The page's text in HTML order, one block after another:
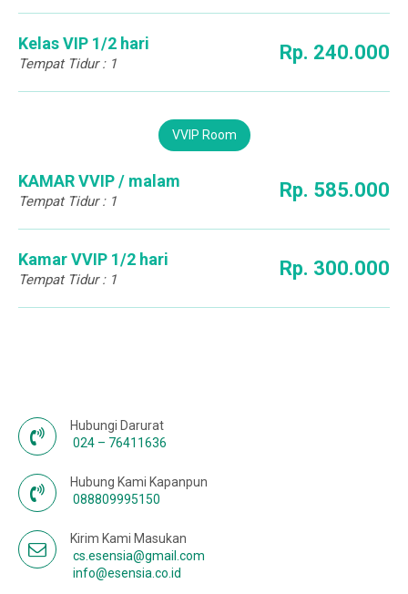
Kelas VIP 1/2 hari
Tempat Tidur : 1 Rp. 240.000
VVIP Room
KAMAR VVIP / malam
Tempat Tidur : 1 Rp. 585.000
Kamar VVIP 1/2 hari
Tempat Tidur : 1 Rp. 300.000
Hubungi Darurat
024 – 76411636
Hubung Kami Kapanpun
088809995150
Kirim Kami Masukan
cs.esensia@gmail.com
info@esensia.co.id